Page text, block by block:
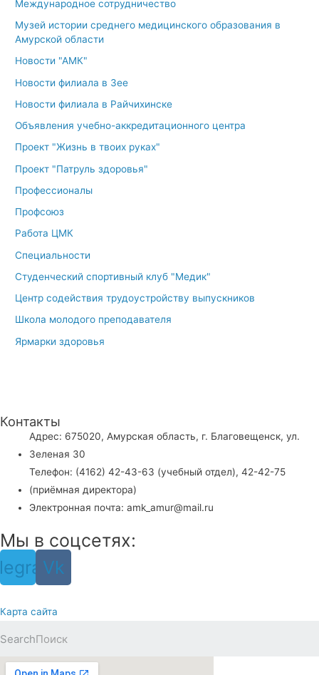
Международное сотрудничество
Музей истории среднего медицинского образования в
Амурской области
Новости "АМК"
Новости филиала в Зее
Новости филиала в Райчихинске
Объявления учебно-аккредитационного центра
Проект "Жизнь в твоих руках"
Проект "Патруль здоровья"
Профессионалы
Профсоюз
Работа ЦМК
Специальности
Студенческий спортивный клуб "Медик"
Центр содействия трудоустройству выпускников
Школа молодого преподавателя
Ярмарки здоровья
Контакты
Адрес: 675020, Амурская область, г. Благовещенск, ул.
Зеленая 30
Телефон: (4162) 42-43-63 (учебный отдел), 42-42-75
(приёмная директора)
Электронная почта: amk_amur@mail.ru
Мы в соцсетях:
Vk
Карта сайта
Search